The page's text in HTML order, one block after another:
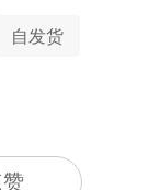
自发货
赞